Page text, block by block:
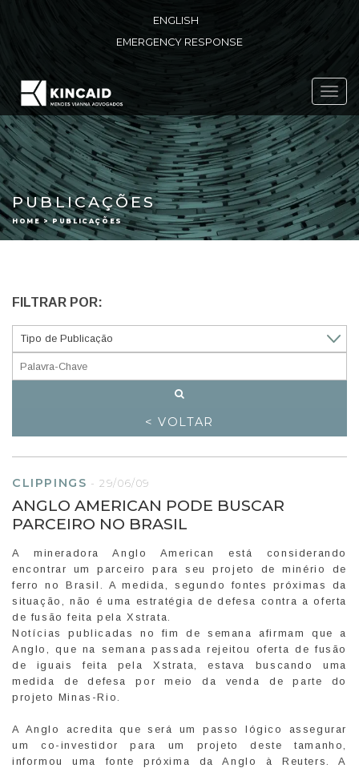
ENGLISH
EMERGENCY RESPONSE
PUBLICAÇÕES
HOME > PUBLICAÇÕES
FILTRAR POR:
< VOLTAR
CLIPPINGS - 29/06/09
ANGLO AMERICAN PODE BUSCAR
PARCEIRO NO BRASIL
A mineradora Anglo American está considerando
encontrar um parceiro para seu projeto de minério de
ferro no Brasil. A medida, segundo fontes próximas da
situação, não é uma estratégia de defesa contra a oferta
de fusão feita pela Xstrata.
Notícias publicadas no fim de semana afirmam que a
Anglo, que na semana passada rejeitou oferta de fusão
de iguais feita pela Xstrata, estava buscando uma
medida de defesa por meio da venda de parte do
projeto Minas-Rio.
A Anglo acredita que será um passo lógico assegurar
um co-investidor para um projeto deste tamanho,
informou uma fonte próxima da Anglo à Reuters. A